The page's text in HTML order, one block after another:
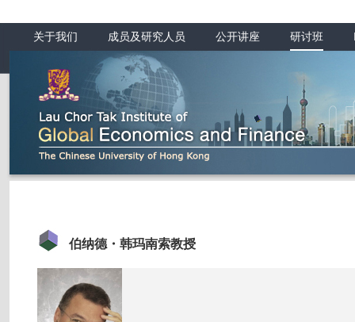
关于我们 成员及研究人员 公开讲座 研讨班
伯纳德・韩玛南索教授